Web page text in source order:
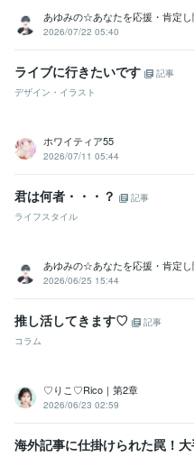
試験対策 就活相談・自己分析・
学歴
工業系大学 1992年3月 ~ 1997年
語学力
あゆみの☆あなたを応援・肯定し
2026/07/22 05:40
ライブに行きたいです
記事
デザイン・イラスト
ホワイティア55
2026/07/11 05:44
君は何者・・・？
記事
ライフスタイル
あゆみの☆あなたを応援・肯定し
2026/06/25 15:44
推し活してきます♡
記事
コラム
♡りこ♡Rico｜第2章
2026/06/23 02:59
海外記事に仕掛けられた罠！